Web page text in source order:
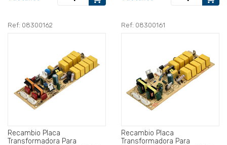
Ref: 08300162
Recambio Placa
Transformadora Para
Ref: 08300161
Recambio Placa
Transformadora Para